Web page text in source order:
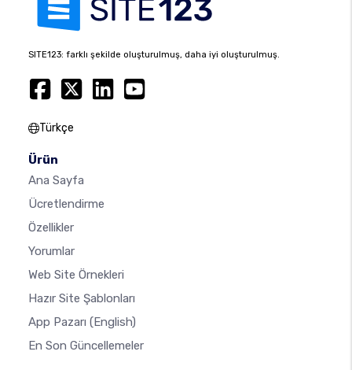
SITE123: farklı şekilde oluşturulmuş, daha iyi oluşturulmuş.
Türkçe
Ürün
Ana Sayfa
Ücretlendirme
Özellikler
Yorumlar
Web Site Örnekleri
Hazır Site Şablonları
App Pazarı (English)
En Son Güncellemeler